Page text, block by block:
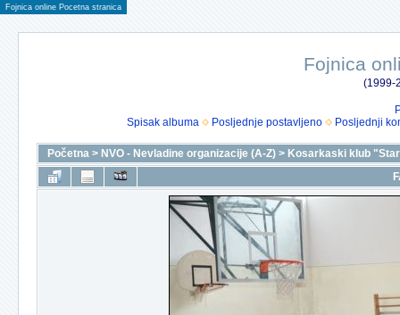
Fojnica online Pocetna stranica
Fojnica
(1999-
Spisak albuma
Posljednje postavljeno Posljednji
Početna > NVO - Nevladine organizacije (A-Z) > Kosarkaski klub